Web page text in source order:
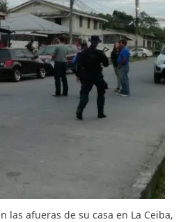
las afueras de su casa en La Ceiba,